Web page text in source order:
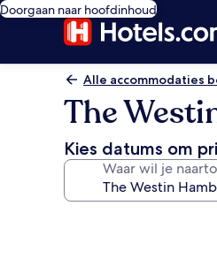
Doorgaan naar hoofdinhoud
Alle accommodaties
The
Kies datums om
Waar wil je